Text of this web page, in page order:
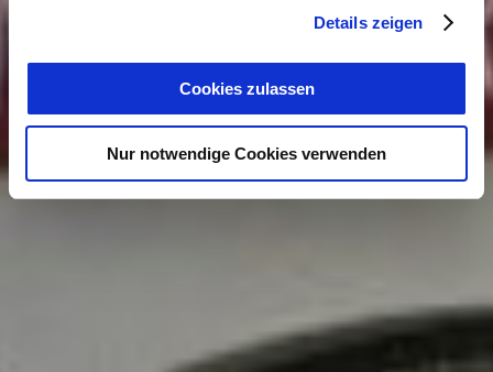
Details zeigen
Cookies zulassen
Nur notwendige Cookies verwenden